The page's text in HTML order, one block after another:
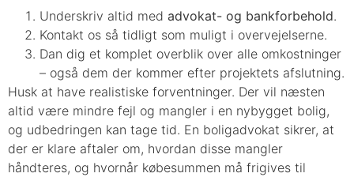
Underskriv altid med advokat- og bankforbehold.
Kontakt os så tidligt som muligt i overvejelserne.
Dan dig et komplet overblik over alle omkostninger
– også dem der kommer efter projektets afslutning.
Husk at have realistiske forventninger. Der vil næsten
altid være mindre fejl og mangler i en nybygget bolig,
og udbedringen kan tage tid. En boligadvokat sikrer, at
der er klare aftaler om, hvordan disse mangler
håndteres, og hvornår købesummen må frigives til